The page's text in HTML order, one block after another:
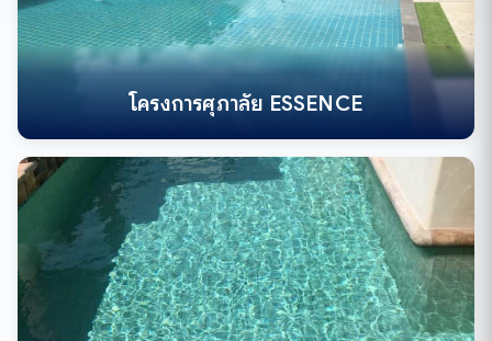
โครงการศุภาลัย ESSENCE